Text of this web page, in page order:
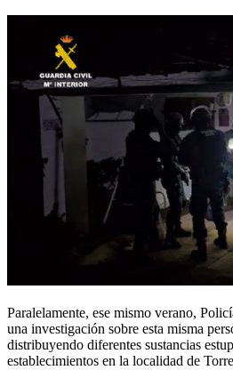
Paralelamente, ese mismo verano,
una investigación sobre esta misma
distribuyendo diferentes sustancias
establecimientos en la localidad de